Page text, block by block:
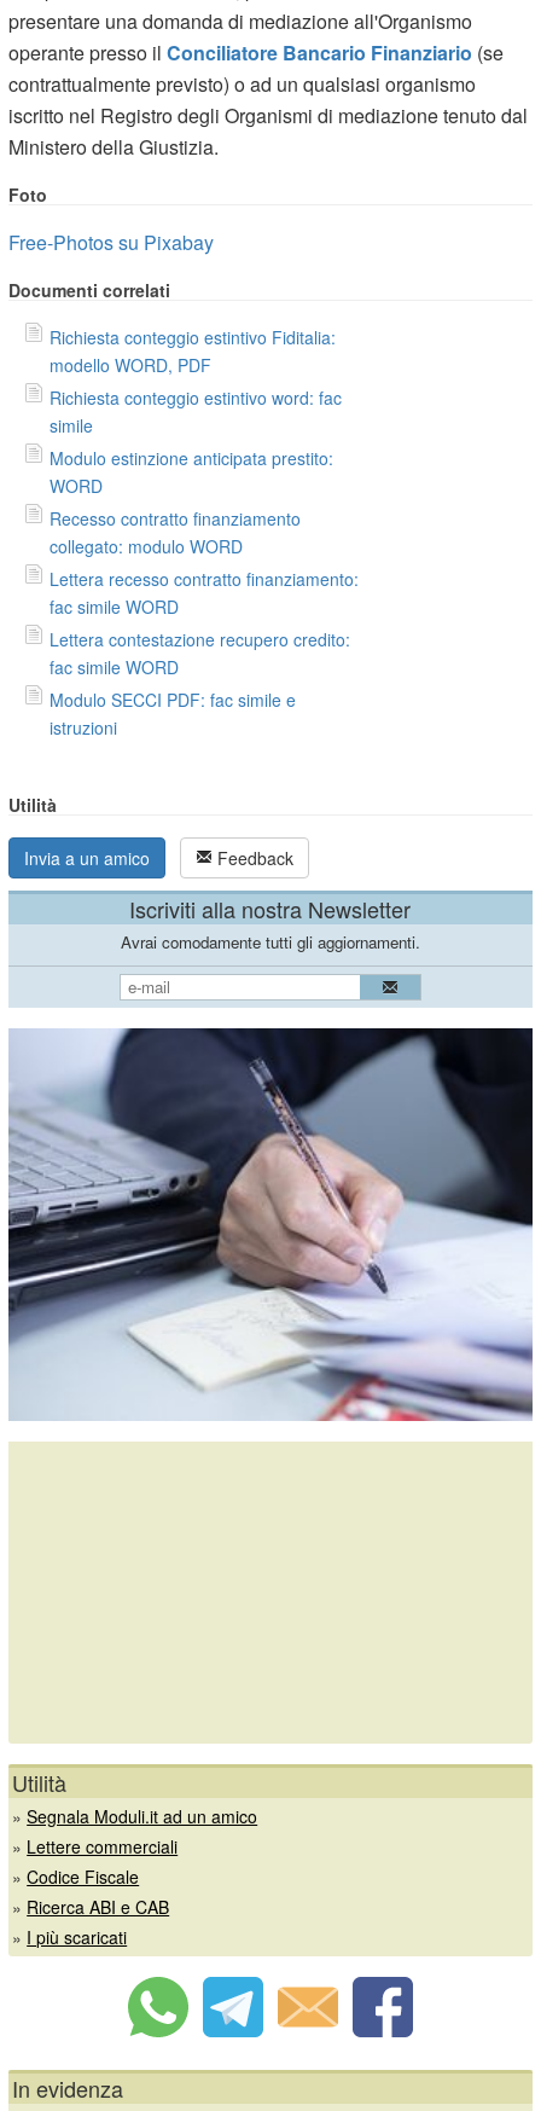
presentare una domanda di mediazione all'Organismo
operante presso ilConciliatore Bancario Finanziario (se
contrattualmente previsto) o ad un qualsiasi organismo
iscritto nel Registro degli Organismi di mediazione tenuto dal
Ministero della Giustizia.
Foto
Free-Photos su Pixabay
Documenti correlati
Richiesta conteggio estintivo Fiditalia:
modello WORD, PDF
Richiesta conteggio estintivo word: fac
simile
Modulo estinzione anticipata prestito:
WORD
Recesso contratto finanziamento
collegato: modulo WORD
Lettera recesso contratto finanziamento:
fac simile WORD
Lettera contestazione recupero credito:
fac simile WORD
Modulo SECCI PDF: fac simile e
istruzioni
Utilità
Invia a un amico Feedback
Iscriviti alla nostra Newsletter
Avrai comodamente tutti gli aggiornamenti.
Utilità
»Segnala Moduli.it ad un amico
» Lettere commerciali
»Codice Fiscale
» Ricerca ABI e CAB
» I più scaricati
In evidenza